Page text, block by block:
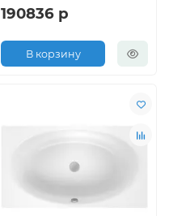
190836 р
В корзину